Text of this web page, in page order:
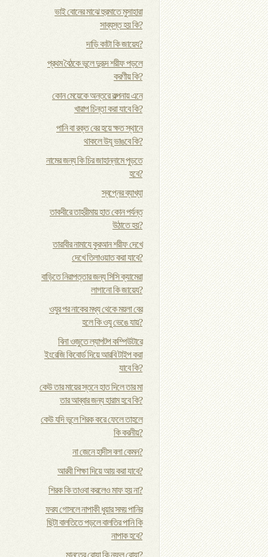
ভাই বোনের মাঝে হুরমাতে মুসাহারা
সাব্যস্ত হয় কি?
দাড়ি কাটা কি জায়েয?
প্রথম বৈঠকে ভুলে দুরূদ শরীফ পড়লে
করণীয় কি?
কোন মেয়েকে অন্তরে কল্পনায় এনে
খারাপ চিন্তা করা যাবে কি?
পানি বা রক্ত বের হয়ে ক্ষত স্থানে
থাকলে উযূ ভাঙবে কি?
নামের জন্য কি চির জাহান্নামে পুড়তে
হবে?
স্বপ্নের ব্যাখ্যা
তাকবীরে তাহরীমায় হাত কোন পর্যন্ত
উঠাতে হয়?
তারাবীর নামাযে কুরআন শরীফ দেখে
দেখে তিলাওয়াত করা যাবে?
বাড়িতে নিরাপত্তার জন্য সিসি ক্যামেরা
লাগানো কি জায়েয?
ওযুর পর নাকের মধ্য থেকে ময়লা বের
হলে কি ওযু ভেঙে যায়?
বিনা ওজুতে ল্যাপটপ কম্পিউটারে
ইংরেজি কিবোর্ড দিয়ে আরবি টাইপ করা
যাবে কি?
কেউ তার মায়ের স্তনে হাত দিলে তার মা
তার আব্বার জন্য হারাম হবে কি?
কেউ যদি ভুলে শিরক করে ফেলে তাহলে
কি করনীয়?
না জেনে হাদীস বলা কেমন?
আরবী শিক্ষা দিয়ে আয় করা যাবে?
শিরক কি তাওবা করলেও মাফ হয় না?
ফর‍য গোসলে নাপাকী ধুয়ার সময় পানির
ছিটা বালতিতে পড়লে বালতির পানি কি
নাপাক হবে?
মানতের রোযা কি নফল রোযা?